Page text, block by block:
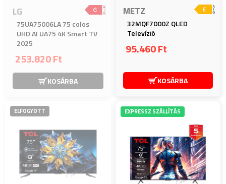
LG
75UA75006LA 75 colos
UHD AI UA75 4K Smart TV
2025
253.820 Ft
KOSÁRBA
METZ
32MQF7000Z QLED
Televízió
95.460 Ft
KOSÁRBA
ELFOGYOTT EXPRESSZ SZÁLLÍTÁS